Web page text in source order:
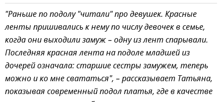
"Раньше по подолу "читали" про девушек. Красные
ленты пришивались к нему по числу девочек в семье,
когда они выходили замуж – одну из лент спарывали.
Последняя красная лента на подоле младшей из
дочерей означала: старшие сестры замужем, теперь
можно и ко мне свататься", – рассказывает Татьяна,
показывая современный подол платья, где в качестве